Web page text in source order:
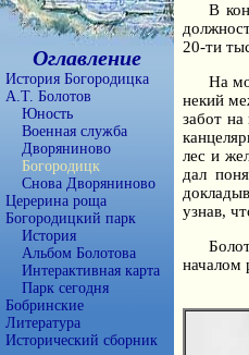
Оглавление
История Богородицка
А.Т. Болотов
Юность
Военная служба
Дворяниново
Богородицк
Снова Дворяниново
Церерина роща
Богородицкий парк
История
Альбом Болотова
Интерактивная карта
Парк сегодня
Бобринские
Литература
Исторический сборник
В
20-ти
На
некий
забот
лес и
дал
узнав,
началом